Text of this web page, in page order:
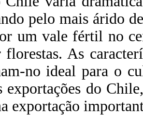
pelo mais árido
um vale fértil no
As
no ideal para o
exportações do
exportação